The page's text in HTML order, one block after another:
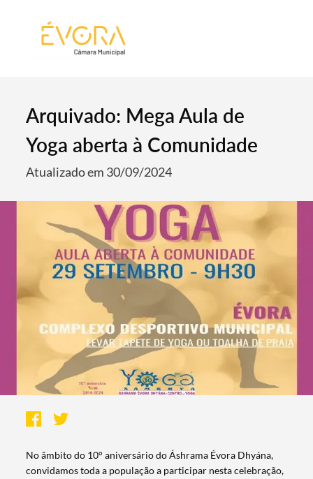
Arquivado: Mega Aula de
Yoga aberta à Comunidade
Atualizado em 30/09/2024
No âmbito do 10° aniversário do Áshrama Évora Dhyána,
convidamos toda a população a participar nesta celebração,